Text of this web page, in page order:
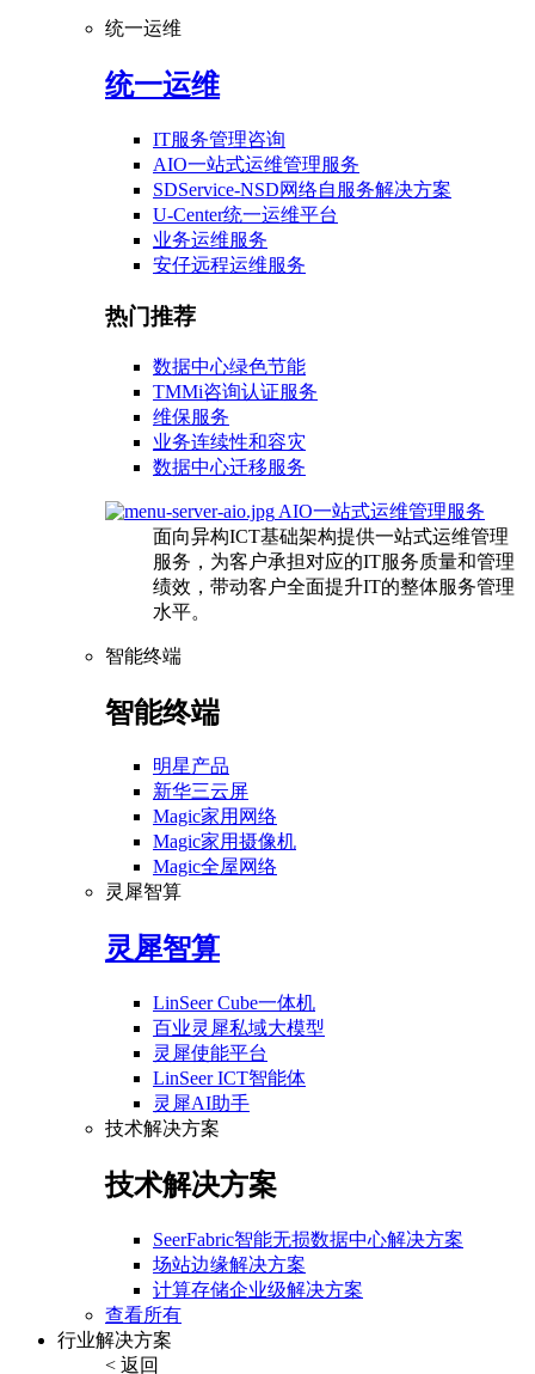
统一运维
统一运维
IT服务管理咨询
AIO一站式运维管理服务
SDService-NSD网络自服务解决方案
U-Center统一运维平台
业务运维服务
安仔远程运维服务
热门推荐
数据中心绿色节能
TMMi咨询认证服务
维保服务
业务连续性和容灾
数据中心迁移服务
AIO一站式运维管理服务
面向异构ICT基础架构提供一站式运维管理
服务，为客户承担对应的IT服务质量和管理
绩效，带动客户全面提升IT的整体服务管理
水平。
智能终端
智能终端
明星产品
新华三云屏
Magic家用网络
Magic家用摄像机
Magic全屋网络
灵犀智算
灵犀智算
LinSeer Cube一体机
百业灵犀私域大模型
灵犀使能平台
LinSeer ICT智能体
灵犀AI助手
技术解决方案
技术解决方案
SeerFabric智能无损数据中心解决方案
场站边缘解决方案
计算存储企业级解决方案
查看所有
行业解决方案
< 返回